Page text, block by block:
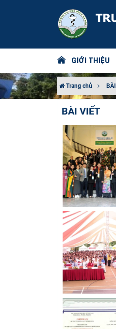
GIỚI THIỆU
Trang chủ
BÀI VIẾT